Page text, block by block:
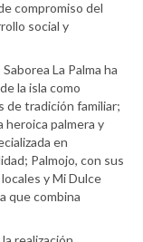
compromiso del
social y
La Palma ha
la isla como
de tradición familiar;
palmera y
en
Palmojo, con sus
y Mi Dulce
que combina